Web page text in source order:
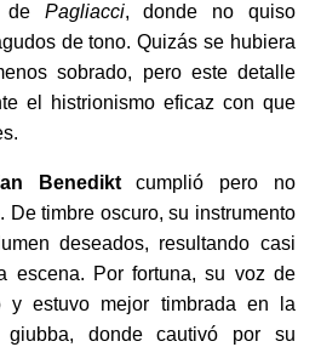
de Pagliacci, donde no quiso
de tono. Quizás se hubiera
sobrado, pero este detalle
el histrionismo eficaz con que
Benediktcumplió pero no
De timbre oscuro, su instrumento
deseados, resultando casi
escena. Por fortuna, su voz de
y estuvo mejor timbrada en la
donde cautivó por su